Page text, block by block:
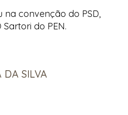
na convenção do PSD,
Sartori do PEN.
DA SILVA